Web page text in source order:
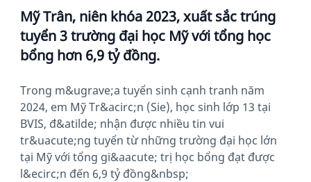
Mỹ Trân, niên khóa 2023, xuất sắc trúng
tuyển 3 trường đại học Mỹ với tổng học
bổng hơn 6,9 tỷ đồng.
Trong m&ugrave;a tuyển sinh cạnh tranh năm
2024, em Mỹ Tr&acirc;n (Sie), học sinh lớp 13 tại
BVIS, đ&atilde; nhận được nhiều tin vui
tr&uacute;ng tuyển từ những trường đại học lớn
tại Mỹ với tổng gi&aacute; trị học bổng đạt được
l&ecirc;n đến 6,9 tỷ đồng&nbsp;